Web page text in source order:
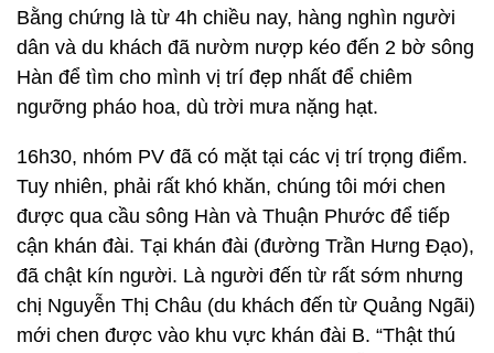
Bằng chứng là từ 4h chiều nay, hàng nghìn người
dân và du khách đã nườm nượp kéo đến 2 bờ sông
Hàn để tìm cho mình vị trí đẹp nhất để chiêm
ngưỡng pháo hoa, dù trời mưa nặng hạt.
16h30, nhóm PV đã có mặt tại các vị trí trọng điểm.
Tuy nhiên, phải rất khó khăn, chúng tôi mới chen
được qua cầu sông Hàn và Thuận Phước để tiếp
cận khán đài. Tại khán đài (đường Trần Hưng Đạo),
đã chật kín người. Là người đến từ rất sớm nhưng
chị Nguyễn Thị Châu (du khách đến từ Quảng Ngãi)
mới chen được vào khu vực khán đài B. “Thật thú